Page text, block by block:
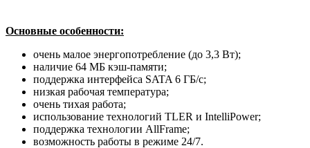
Основные особенности:
очень малое энергопотребление (до 3,3 Вт);
наличие 64 МБ кэш-памяти;
поддержка интерфейса SATA 6 ГБ/с;
низкая рабочая температура;
очень тихая работа;
использование технологий TLER и IntelliPower;
поддержка технологии AllFrame;
возможность работы в режиме 24/7.